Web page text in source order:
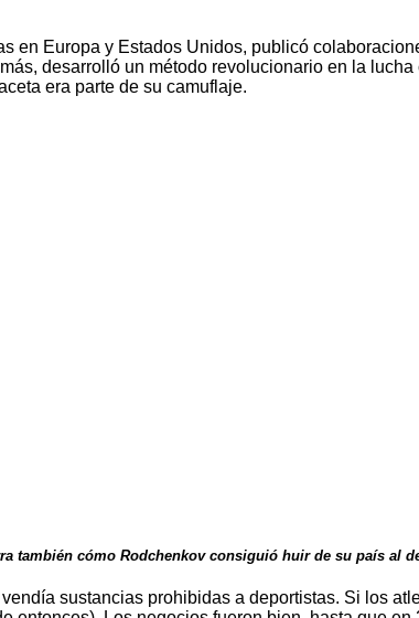
en Europa y Estados Unidos, publicó
desarrolló un método revolucionario en la
era parte de su camuflaje.
también cómo Rodchenkov consiguió huir de su país al
sustancias prohibidas a deportistas. Si los